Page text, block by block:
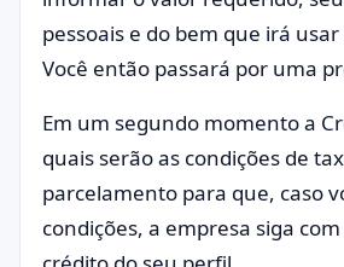
pessoais e do bem que irá
Você então passará por uma
Em um segundo momento a
quais serão as condições de
parcelamento para que, caso
condições, a empresa siga